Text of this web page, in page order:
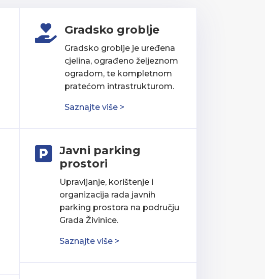
 Gradsko groblje
Gradsko groblje je uređena
cjelina, ograđeno željeznom
ogradom, te kompletnom
pratećom intrastrukturom.
Saznajte više >

Javni parking
prostori
Upravljanje, korištenje i
organizacija rada javnih
parking prostora na području
Grada Živinice.
Saznajte više >